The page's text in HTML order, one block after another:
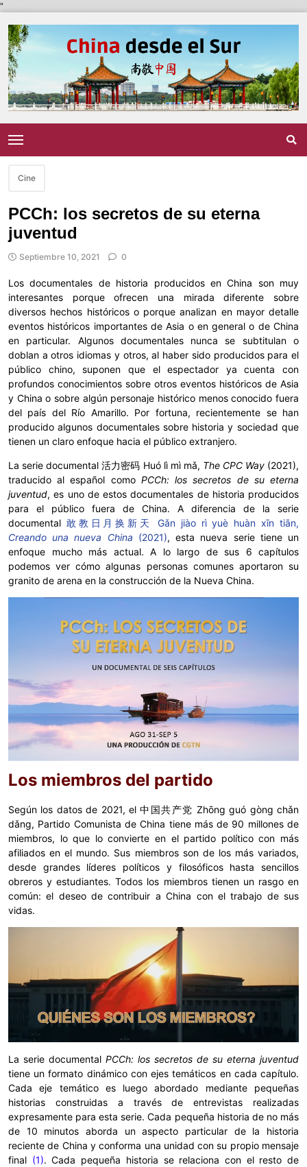
"
Cine
PCCh: los secretos de su eterna
juventud
Septiembre 10, 2021 0
Los documentales de historia producidos en China son muy
interesantes porque ofrecen una mirada diferente sobre
diversos hechos históricos o porque analizan en mayor detalle
eventos históricos importantes de Asia o en general o de China
en particular. Algunos documentales nunca se subtitulan o
doblan a otros idiomas y otros, al haber sido producidos para el
público chino, suponen que el espectador ya cuenta con
profundos conocimientos sobre otros eventos históricos de Asia
y China o sobre algún personaje histórico menos conocido fuera
del país del Río Amarillo. Por fortuna, recientemente se han
producido algunos documentales sobre historia y sociedad que
tienen un claro enfoque hacia el público extranjero.
La serie documental 活力密码 Huó lì mì mǎ, The CPC Way(2021),
traducido al español como PCCh: los secretos de su eterna
juventud, es uno de estos documentales de historia producidos
para el público fuera de China. A diferencia de la serie
documental 敢教日月换新天 Gǎn jiào rì yuè huàn xīn tiān,
Creando una nueva China (2021), esta nueva serie tiene un
enfoque mucho más actual. A lo largo de sus 6 capítulos
podemos ver cómo algunas personas comunes aportaron su
granito de arena en la construcción de la Nueva China.
Los miembros del partido
Según los datos de 2021, el 中国共产党 Zhōng guó gòng chǎn
dǎng, Partido Comunista de China tiene más de 90 millones de
miembros, lo que lo convierte en el partido político con más
afiliados en el mundo. Sus miembros son de los más variados,
desde grandes líderes políticos y filosóficos hasta sencillos
obreros y estudiantes. Todos los miembros tienen un rasgo en
común: el deseo de contribuir a China con el trabajo de sus
vidas.
La serie documental PCCh: los secretos de su eterna juventud
tiene un formato dinámico con ejes temáticos en cada capítulo.
Cada eje temático es luego abordado mediante pequeñas
historias construidas a través de entrevistas realizadas
expresamente para esta serie. Cada pequeña historia de no más
de 10 minutos aborda un aspecto particular de la historia
reciente de China y conforma una unidad con su propio mensaje
final (1). Cada pequeña historia se relaciona con el resto de